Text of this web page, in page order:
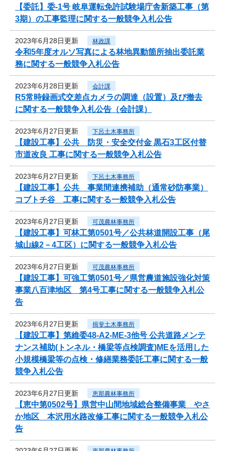
【委託】委-1号 岐阜運転免許試験場庁舎新築工事（第
3期）の工事監理に関する一般競争入札公告
2023年6月28日更新 林政課
令和5年度オルソ写真による林地異動箇所抽出委託業
務に関する一般競争入札公告
2023年6月28日更新 会計課
R5常時録画式交差点カメラの調達（設置）及び撤去
に関する一般競争入札公告（会計課）
2023年6月27日更新 下呂土木事務所
【建設工事】公共 防災・安全交付金 黒石3工区付替
市道改良 工事に関する一般競争入札公告
2023年6月27日更新 下呂土木事務所
【建設工事】公共 事業間連携補助（通常砂防事業）
コブトチ谷 工事に関する一般競争入札公告
2023年6月27日更新 可茂農林事務所
【建設工事】可林工第0501号／公共林道開設工事（尾
城山線2－4工区）に関する一般競争入札公告
2023年6月27日更新 可茂農林事務所
【建設工事】可強工第0501号／県営農道施設強化対策
事業八百津地区 第4号工事に関する一般競争入札公
告
2023年6月27日更新 揖斐土木事務所
【建設工事】第維委48-A2-ME-3他号 公共道路メンテ
ナンス補助(トンネル・橋梁等点検調査)MEを活用した
小規模橋梁等の点検・修繕業務委託工事に関する一般
競争入札公告
2023年6月27日更新 恵那農林事務所
【恵中第0502号】県営中山間地域総合整備事業 やさ
か地区 本沢用水路改修工事に関する一般競争入札公
告